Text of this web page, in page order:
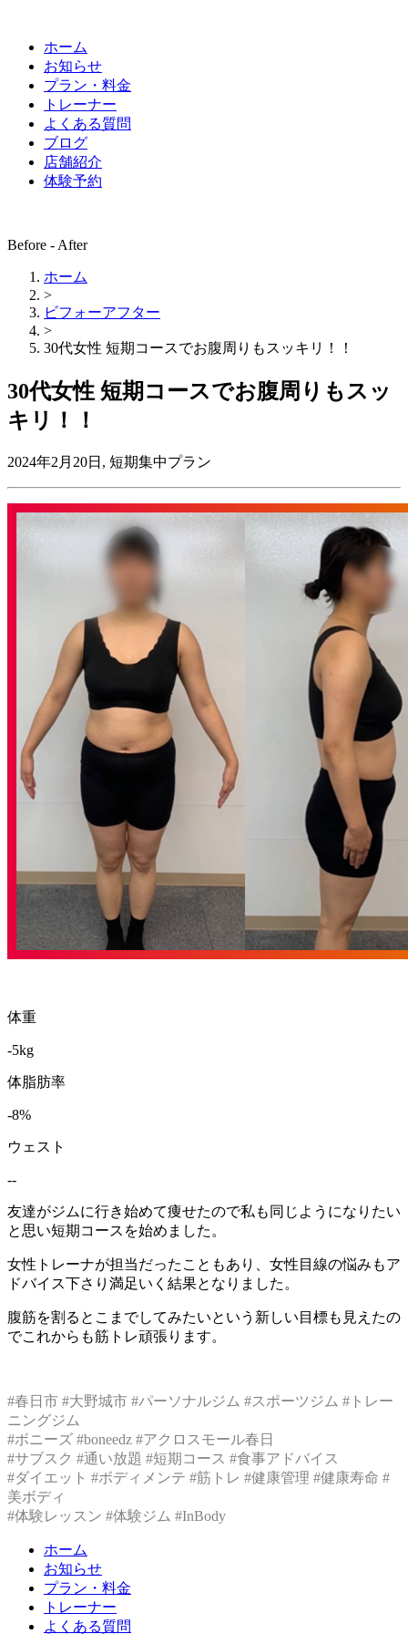
ホーム
お知らせ
プラン・料金
トレーナー
よくある質問
ブログ
店舗紹介
体験予約
Before - After
ホーム
>
ビフォーアフター
>
30代女性 短期コースでお腹周りもスッキリ！！
30代女性 短期コースでお腹周りもスッ
キリ！！
2024年2月20日, 短期集中プラン
体重
-5kg
体脂肪率
-8%
ウェスト
--
友達がジムに行き始めて痩せたので私も同じようになりたい
と思い短期コースを始めました。
女性トレーナが担当だったこともあり、女性目線の悩みもア
ドバイス下さり満足いく結果となりました。
腹筋を割るとこまでしてみたいという新しい目標も見えたの
でこれからも筋トレ頑張ります。
#春日市 #大野城市 #パーソナルジム #スポーツジム #トレー
ニングジム
#ボニーズ #boneedz #アクロスモール春日
#サブスク #通い放題 #短期コース #食事アドバイス
#ダイエット #ボディメンテ #筋トレ #健康管理 #健康寿命 #
美ボディ
#体験レッスン #体験ジム #InBody
ホーム
お知らせ
プラン・料金
トレーナー
よくある質問